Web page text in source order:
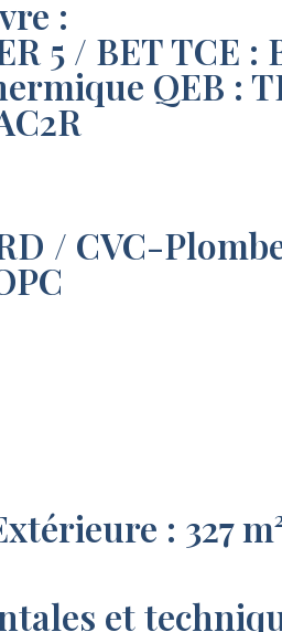
:
5 / BET TCE
QEB :
/ CVC-
: 327
et